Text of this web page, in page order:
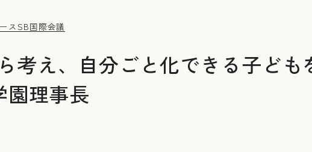
ス SB国際会議
考え、自分ごと化できる子ど
園理事長